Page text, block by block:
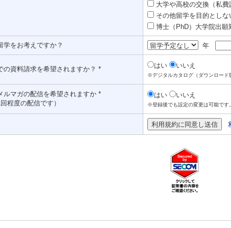
大学や高校の交換（私
その他留学を目的としな
博士（PhD）大学院出
学をお考えですか？ 年
の資料請求を希望されますか？ * はい いいえ
※デジタルカタログ（ダウンロード
ルマガの配信を希望されますか *
回程度の配信です）
はい いいえ
※登録後でも設定の変更は可能です。